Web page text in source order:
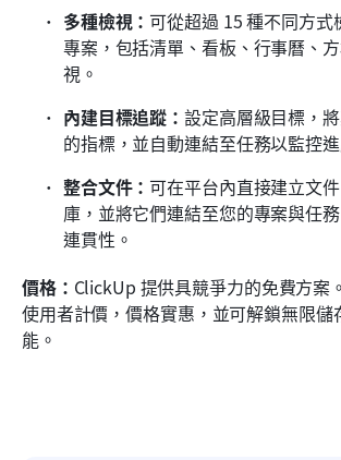
多種檢視： 可從超過 15 種不同方式
專案，包括清單、看板、行事曆、
視。
內建目標追蹤：設定高層級目標，
的指標，並自動連結至任務以監控進
整合文件： 可在平台內直接建立文
庫，並將它們連結至您的專案與任
連貫性。
價格： ClickUp 提供具競爭力的免費方案
使用者計價，價格實惠，並可解鎖無限儲
能。